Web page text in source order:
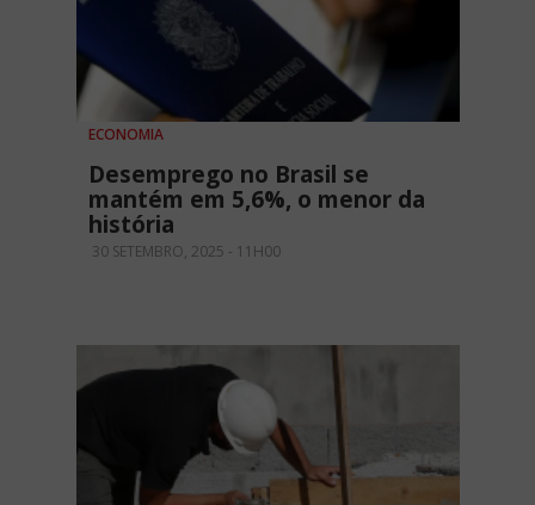
ECONOMIA
Desemprego no Brasil se
mantém em 5,6%, o menor da
história
30 SETEMBRO, 2025 - 11H00